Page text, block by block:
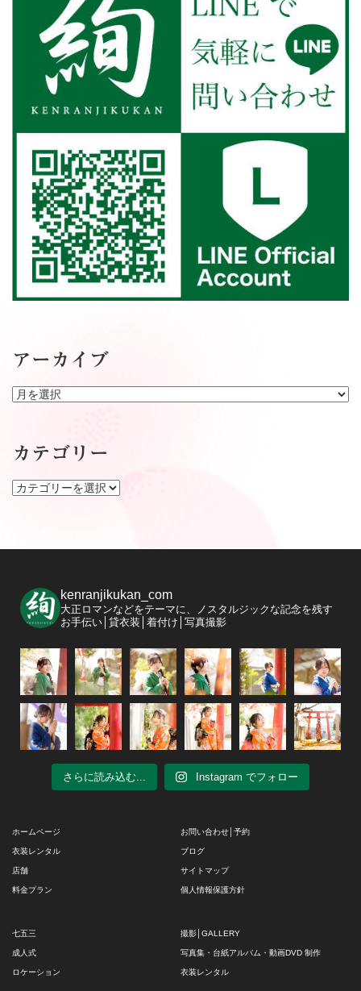
アーカイブ
ア
ブ
カテゴリー
カ
ー
kenranjikukan_com
大正ロマンなどをテーマに、ノスタルジックな記念を残す
お手伝い│貸衣装│着付け│写真撮影
さらに読み込む... Instagram でフォロー
ホームページ
衣装レンタル
店舗
料金プラン
お問い合わせ│予約
ブログ
サイトマップ
個人情報保護方針
七五三
成人式
ロケーション
撮影│GALLERY
写真集・台紙アルバム・動画DVD 制作
衣装レンタル